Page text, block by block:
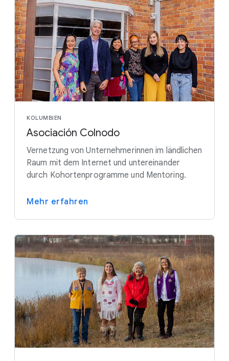
KOLUMBIEN
Asociación Colnodo
Vernetzung von Unternehmerinnen im ländlichen
Raum mit dem Internet und untereinander
durch Kohortenprogramme und Mentoring.
Mehr erfahren